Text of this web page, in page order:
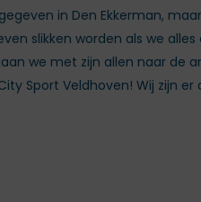
in Den Ekkerman,
slikken worden als we
we met zijn allen naar de
Sport Veldhoven! Wij zijn er